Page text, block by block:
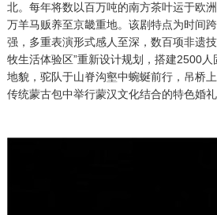
北。每年将数以百万吨的南方茶叶运于欧
万羊马贩养至京畿重地。该剧特点为时间
强，多重表演形式感人至深，数百项非遗
牧生活体验区”重新设计规划，搭建2500
地貌，驼队于山脊沟壑中蜿蜒前行，吊桥
传统蒙古包中举行蒙汉文化结合的特色婚礼